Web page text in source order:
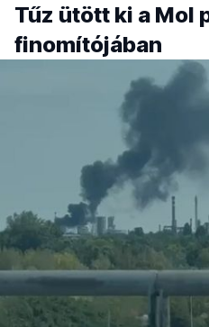
Tűz ütött ki a Mol
finomítójában